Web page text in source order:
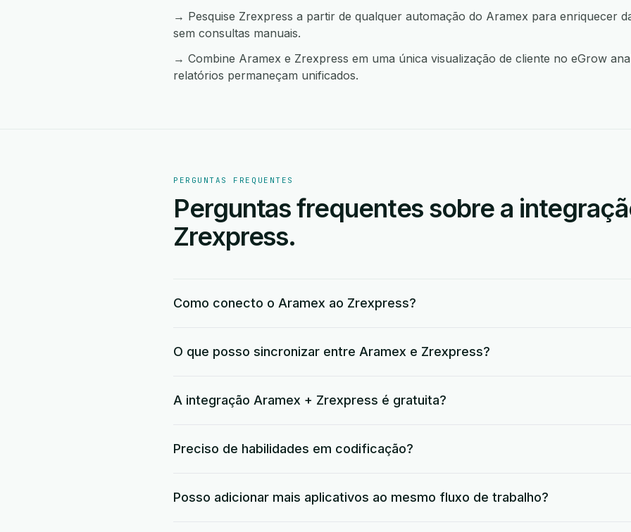
→ Pesquise Zrexpress a partir de qualquer automação do Aramex para enriquecer
sem consultas manuais.
→ Combine Aramex e Zrexpress em uma única visualização de cliente no eGrow
relatórios permaneçam unificados.
PERGUNTAS FREQUENTES
Perguntas frequentes sobre a
Zrexpress.
Como conecto o Aramex ao Zrexpress?
O que posso sincronizar entre Aramex e Zrexpress?
A integração Aramex + Zrexpress é gratuita?
Preciso de habilidades em codificação?
Posso adicionar mais aplicativos ao mesmo fluxo de trabalho?